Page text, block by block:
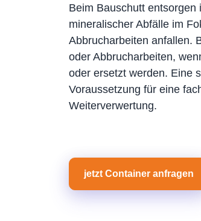
Beim Bauschutt
mineralischer Abfälle im
Abbrucharbeiten anfallen.
oder Abbrucharbeiten,
oder ersetzt werden. Eine
Voraussetzung für eine
Weiterverwertung.
jetzt Container anfragen